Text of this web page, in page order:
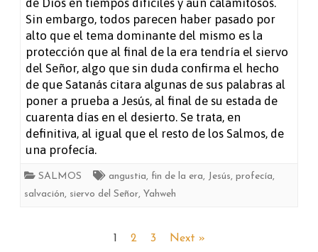
de Dios en tiempos difíciles y aun calamitosos.
Sin embargo, todos parecen haber pasado por
alto que el tema dominante del mismo es la
protección que al final de la era tendría el siervo
del Señor, algo que sin duda confirma el hecho
de que Satanás citara algunas de sus palabras al
poner a prueba a Jesús, al final de su estada de
cuarenta días en el desierto. Se trata, en
definitiva, al igual que el resto de los Salmos, de
una profecía.
SALMOS angustia, fin de la era, Jesús, profecía,
salvación, siervo del Señor, Yahweh
1 2 3 Next »